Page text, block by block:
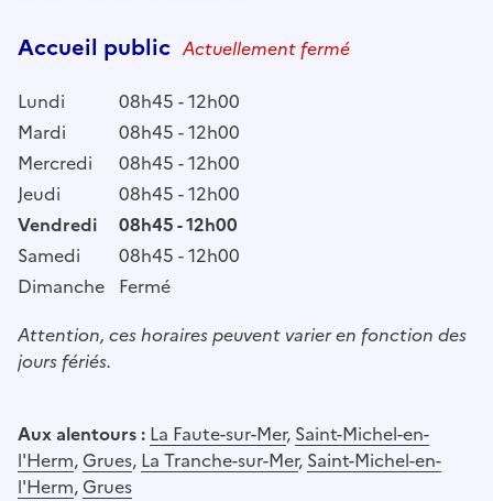
Accueil public Actuellement fermé
Lundi
08h45 - 12h00
Mardi
08h45 - 12h00
Mercredi
08h45 - 12h00
Jeudi
08h45 - 12h00
Vendredi
08h45 - 12h00
Samedi
08h45 - 12h00
Dimanche Fermé
Attention, ces horaires peuvent varier en fonction des
jours fériés.
Aux alentours : La Faute-sur-Mer, Saint-Michel-en-
l'Herm,Grues, La Tranche-sur-Mer, Saint-Michel-en-
l'Herm,Grues